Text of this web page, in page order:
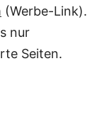
(Werbe-Link).
nur
Seiten.